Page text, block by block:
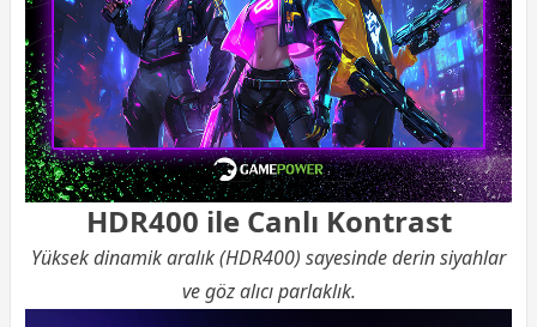
HDR400 ile Canlı Kontrast
Yüksek dinamik aralık (HDR400) sayesinde derin siyahlar
ve göz alıcı parlaklık.